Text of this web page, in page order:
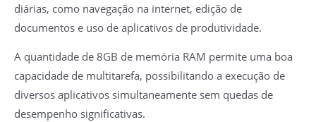
diárias, como navegação na internet, edição de
documentos e uso de aplicativos de produtividade.
A quantidade de 8GB de memória RAM permite uma boa
capacidade de multitarefa, possibilitando a execução de
diversos aplicativos simultaneamente sem quedas de
desempenho significativas.